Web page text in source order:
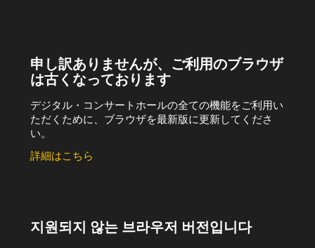
申し訳ありませんが、ご利用のブラウザ
は古くなっております
デジタル・コンサートホールの全ての機能をご利用い
ただくために、ブラウザを最新版に更新してくださ
い。
詳細はこちら
지원되지 않는 브라우저 버전입니다